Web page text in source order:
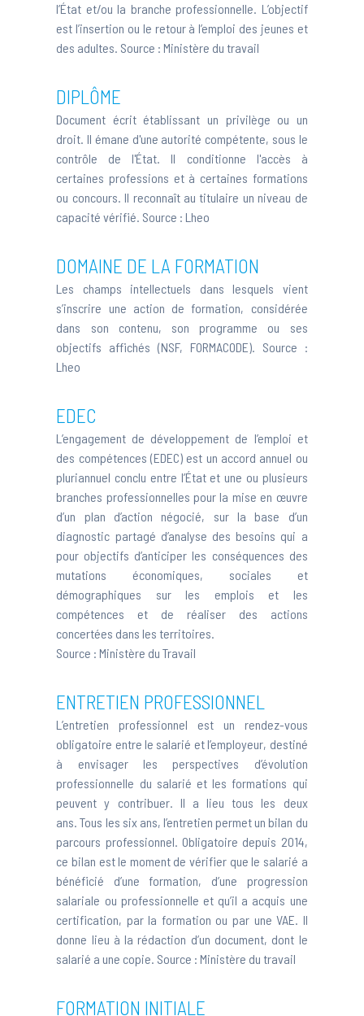
l’État et/ou la branche professionnelle. L’objectif
est l’insertion ou le retour à l’emploi des jeunes et
des adultes. Source :Ministère du travail
DIPLÔME
Document écrit établissant un privilège ou un
droit. Il émane d'une autorité compétente, sous le
contrôle de l'État. Il conditionne l'accès à
certaines professions et à certaines formations
ou concours. Il reconnaît au titulaire un niveau de
capacité vérifié. Source :Lheo
DOMAINE DE LA FORMATION
Les champs intellectuels dans lesquels vient
s’inscrire une action de formation, considérée
dans son contenu, son programme ou ses
objectifs affichés (NSF, FORMACODE). Source :
Lheo
EDEC
L’engagement de développement de l’emploi et
des compétences (EDEC) est un accord annuel ou
pluriannuel conclu entre l’État et une ou plusieurs
branches professionnelles pour la mise en œuvre
d’un plan d’action négocié, sur la base d’un
diagnostic partagé d’analyse des besoins qui a
pour objectifs d’anticiper les conséquences des
mutations économiques, sociales et
démographiques sur les emplois et les
compétences et de réaliser des actions
concertées dans les territoires.
Source :Ministère du Travail
ENTRETIEN PROFESSIONNEL
L’entretien professionnel est un rendez-vous
obligatoire entre le salarié et l’employeur, destiné
à envisager les perspectives d’évolution
professionnelle du salarié et les formations qui
peuvent y contribuer. Il a lieu tous les deux
ans. Tous les six ans, l’entretien permet un bilan du
parcours professionnel. Obligatoire depuis 2014,
ce bilan est le moment de vérifier que le salarié a
bénéficié d’une formation, d’une progression
salariale ou professionnelle et qu’il a acquis une
certification, par la formation ou par une VAE. Il
donne lieu à la rédaction d’un document, dont le
salarié a une copie. Source :Ministère du travail
FORMATION INITIALE